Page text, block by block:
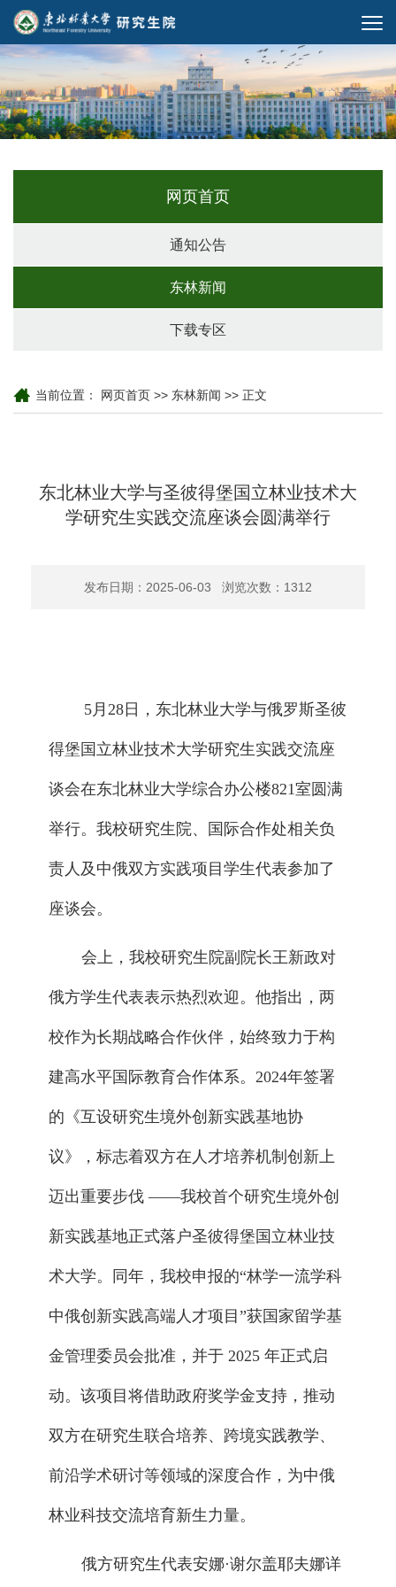
网页首页
通知公告
东林新闻
下载专区
当前位置： 网页首页 >> 东林新闻 >> 正文
东北林业大学与圣彼得堡国立林业技术大
学研究生实践交流座谈会圆满举行
发布日期：2025-06-03 浏览次数： 1312
5月28日，东北林业大学与俄罗斯圣彼
得堡国立林业技术大学研究生实践交流座
谈会在东北林业大学综合办公楼821室圆满
举行。我校研究生院、国际合作处相关负
责人及中俄双方实践项目学生代表参加了
座谈会。
会上，我校研究生院副院长王新政对
俄方学生代表表示热烈欢迎。他指出，两
校作为长期战略合作伙伴，始终致力于构
建高水平国际教育合作体系。2024年签署
的《互设研究生境外创新实践基地协
议》，标志着双方在人才培养机制创新上
迈出重要步伐 ——我校首个研究生境外创
新实践基地正式落户圣彼得堡国立林业技
术大学。同年，我校申报的“林学一流学科
中俄创新实践高端人才项目”获国家留学基
金管理委员会批准，并于 2025 年正式启
动。该项目将借助政府奖学金支持，推动
双方在研究生联合培养、跨境实践教学、
前沿学术研讨等领域的深度合作，为中俄
林业科技交流培育新生力量。
俄方研究生代表安娜·谢尔盖耶夫娜详